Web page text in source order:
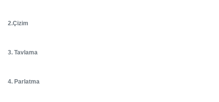
2.Çizim
3. Tavlama
4. Parlatma